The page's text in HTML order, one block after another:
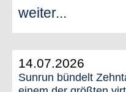
weiter...
14.07.2026
Sunrun bündelt